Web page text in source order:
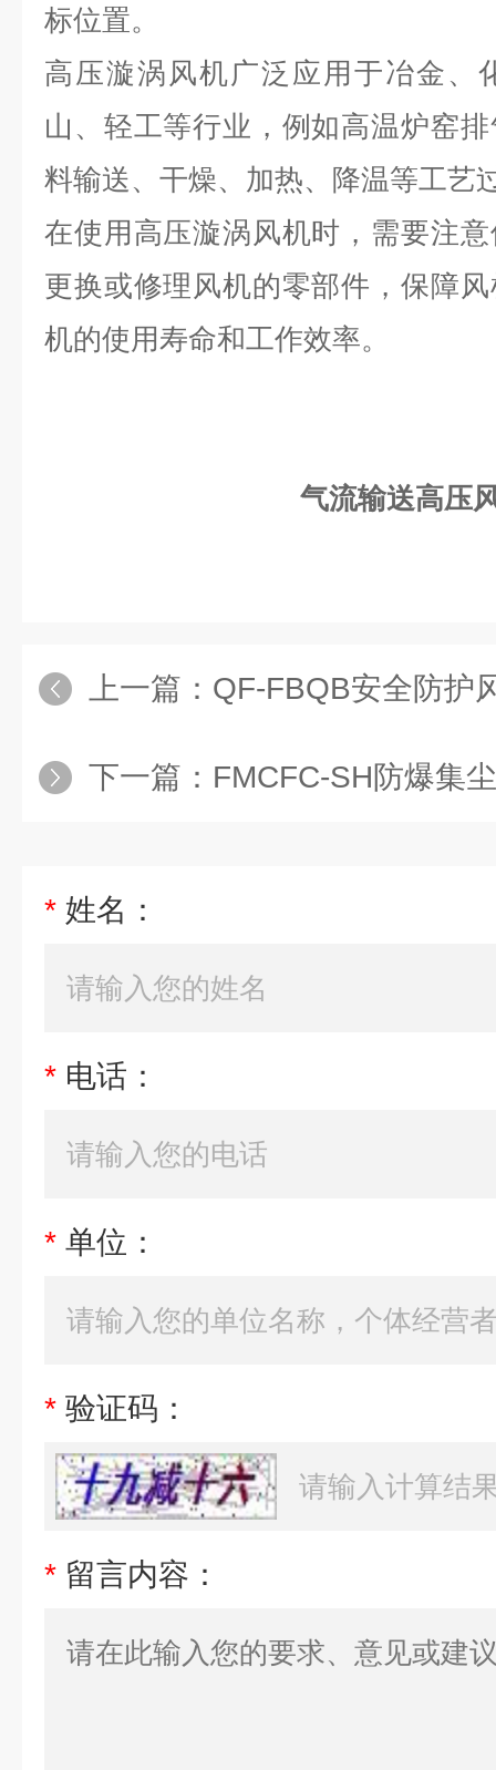
标位置。
高压漩涡风机广泛应用于冶金、
山、轻工等行业，例如高温炉窑
料输送、干燥、加热、降温等工艺
在使用高压漩涡风机时，需要注
更换或修理风机的零部件，保障
机的使用寿命和工作效率。
气流输送高压
上一篇： QF-FBQB安全防护
下一篇： FMCFC-SH防爆集
* 姓名：
* 电话：
* 单位：
* 验证码：
* 留言内容：